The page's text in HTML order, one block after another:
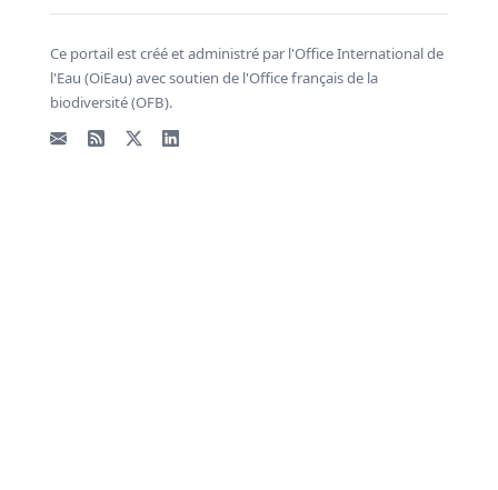
Ce portail est créé et administré par l'Office International de
l'Eau (OiEau) avec soutien de l'Office français de la
biodiversité (OFB).